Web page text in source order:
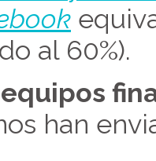
al 60%).
han